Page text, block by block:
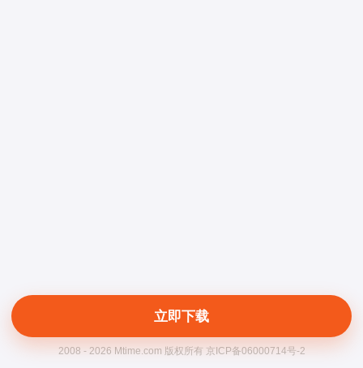
立即下载
2008 - 2026 Mtime.com 版权所有 京ICP备06000714号-2